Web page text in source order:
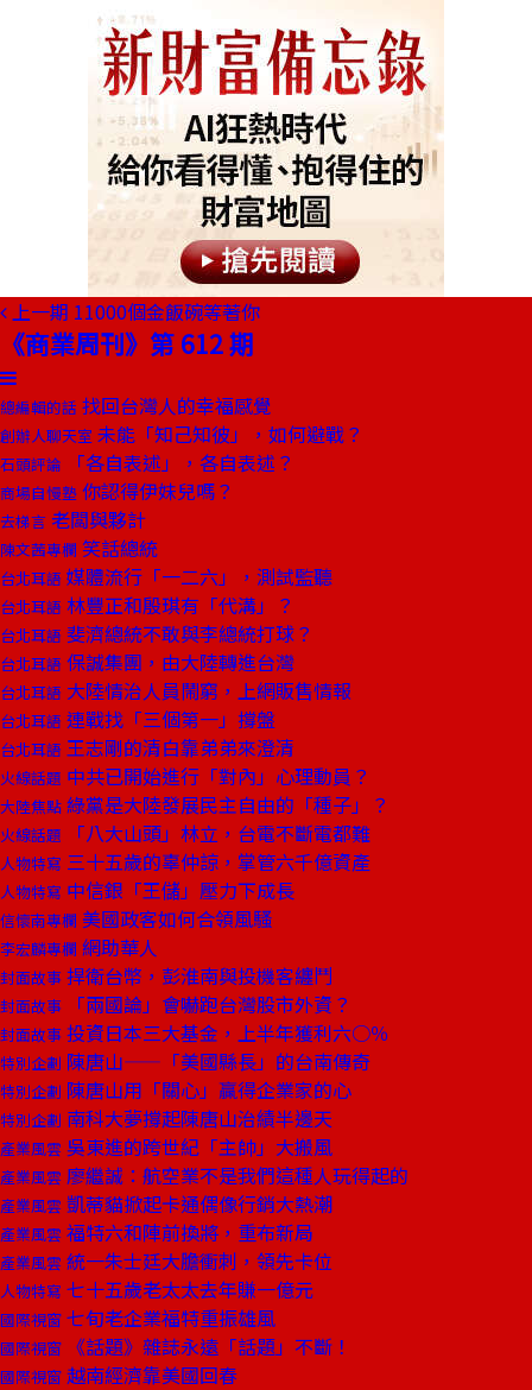
上一期 11000個金飯碗等著你
《商業周刊》第 612 期
總編輯的話 找回台灣人的幸福感覺
創辦人聊天室 未能「知己知彼」，如何避戰？
石頭評論 「各自表述」，各自表述？
商場自慢塾 你認得伊妹兒嗎？
去梯言 老闆與夥計
陳文茜專欄 笑話總統
台北耳語 媒體流行「一二六」，測試監聽
台北耳語 林豐正和殷琪有「代溝」？
台北耳語 斐濟總統不敢與李總統打球？
台北耳語 保誠集團，由大陸轉進台灣
台北耳語 大陸情治人員鬧窮，上網販售情報
台北耳語 連戰找「三個第一」撐盤
台北耳語 王志剛的清白靠弟弟來澄清
火線話題 中共已開始進行「對內」心理動員？
大陸焦點 綠黨是大陸發展民主自由的「種子」？
火線話題 「八大山頭」林立，台電不斷電都難
人物特寫 三十五歲的辜仲諒，掌管六千億資產
人物特寫 中信銀「王儲」壓力下成長
信懷南專欄 美國政客如何合領風騷
李宏麟專欄 網助華人
封面故事 捍衛台幣，彭淮南與投機客纏鬥
封面故事 「兩國論」會嚇跑台灣股市外資？
封面故事 投資日本三大基金，上半年獲利六○％
特別企劃 陳唐山——「美國縣長」的台南傳奇
特別企劃 陳唐山用「關心」贏得企業家的心
特別企劃 南科大夢撐起陳唐山治績半邊天
產業風雲 吳東進的跨世紀「主帥」大搬風
產業風雲 廖繼誠：航空業不是我們這種人玩得起的
產業風雲 凱蒂貓掀起卡通偶像行銷大熱潮
產業風雲 福特六和陣前換將，重布新局
產業風雲 統一朱士廷大膽衝刺，領先卡位
人物特寫 七十五歲老太太去年賺一億元
國際視窗 七旬老企業福特重振雄風
國際視窗 《話題》雜誌永遠「話題」不斷！
國際視窗 越南經濟靠美國回春